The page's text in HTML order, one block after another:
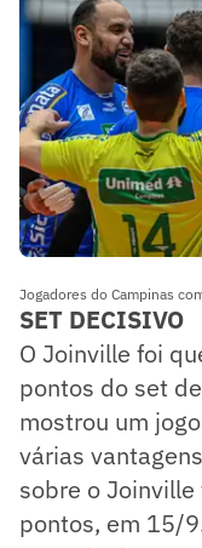
Jogadores do Campinas
SET DECISIVO
O Joinville foi
pontos do set
mostrou um
várias
sobre o
pontos, em 15/